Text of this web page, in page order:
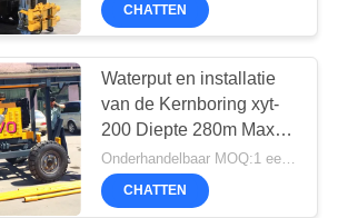
CHATTEN
Waterput en installatie
van de Kernboring xyt-
200 Diepte 280m Max
Drilling Diameter
380mm aanhangwagen
of kruippakjetype
CHATTEN